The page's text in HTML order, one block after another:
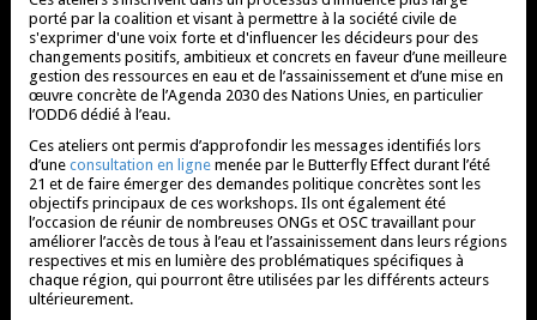
porté par la coalition et visant à permettre à la société civile de
s'exprimer d'une voix forte et d'influencer les décideurs pour des
changements positifs, ambitieux et concrets en faveur d’une meilleure
gestion des ressources en eau et de l’assainissement et d’une mise en
œuvre concrète de l’Agenda 2030 des Nations Unies, en particulier
l’ODD6 dédié à l’eau.
Ces ateliers ont permis d’approfondir les messages identifiés lors
d’une consultation en lignemenée par le Butterfly Effect durant l’été
21 et de faire émerger des demandes politique concrètes sont les
objectifs principaux de ces workshops. Ils ont également été
l’occasion de réunir de nombreuses ONGs et OSC travaillant pour
améliorer l’accès de tous à l’eau et l’assainissement dans leurs régions
respectives et mis en lumière des problématiques spécifiques à
chaque région, qui pourront être utilisées par les différents acteurs
ultérieurement.